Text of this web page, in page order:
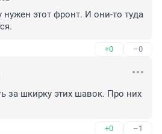
этот фронт. И они-то туда
+0 –0
за шкирку этих шавок. Про них
+0 –1